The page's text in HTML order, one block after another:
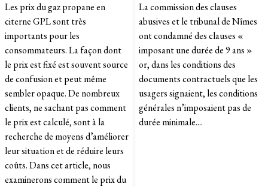
Les prix du gaz propane en
citerne GPL sont très
importants pour les
consommateurs. La façon dont
le prix est fixé est souvent source
de confusion et peut même
sembler opaque. De nombreux
clients, ne sachant pas comment
le prix est calculé, sont à la
recherche de moyens d’améliorer
leur situation et de réduire leurs
coûts. Dans cet article, nous
examinerons comment le prix du
La commission des clauses
abusives et le tribunal de Nîmes
ont condamné des clauses «
imposant une durée de 9 ans »
or, dans les conditions des
documents contractuels que les
usagers signaient, les conditions
générales n’imposaient pas de
durée minimale....